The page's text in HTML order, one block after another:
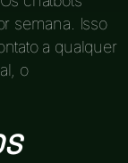
semana. Isso
a qualquer
o